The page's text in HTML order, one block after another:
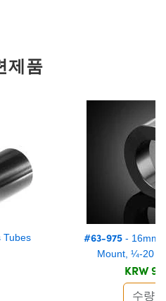
제품
Tubes #63-975 - 16mm,
Mount, ¼-20
KRW